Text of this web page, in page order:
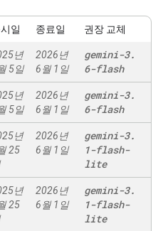
일 종료일 권장 교체
년
5일
2026년
6월 1일
gemini-3.
6-flash
년
5일
2026년
6월 1일
gemini-3.
6-flash
년
25
2026년
6월 1일
gemini-3.
1-flash-
lite
년
25
2026년
6월 1일
gemini-3.
1-flash-
lite